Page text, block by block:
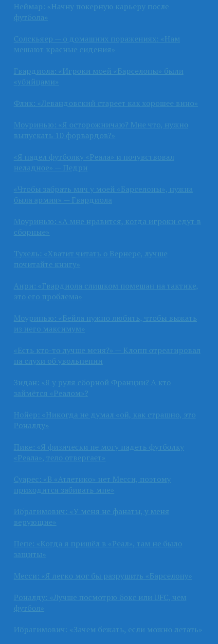
Неймар: «Начну покерную карьеру после
футбола»
Солскьяер — о домашних поражениях: «Нам
мешают красные сидения»
Гвардиола: «Игроки моей «Барселоны» были
«убийцами»
Флик: «Левандовский стареет как хорошее вино»
Моуринью: «Я осторожничаю? Мне что, нужно
выпускать 10 форвардов?»
«Я надел футболку «Реала» и почувствовал
неладное» — Педри
«Чтобы забрать мяч у моей «Барселоны», нужна
была армия» — Гвардиола
Моуринью: «А мне нравится, когда игроки едут в
сборные»
Тухель: «Хватит читать о Вернере, лучше
почитайте книгу»
Анри: «Гвардиола слишком помешан на тактике,
это его проблема»
Моуринью: «Бейла нужно любить, чтобы выжать
из него максимум»
«Есть кто-то лучше меня?» — Клопп отреагировал
на слухи об увольнении
Зидан: «Я у руля сборной Франции? А кто
займётся «Реалом»?
Нойер: «Никогда не думал «ой, как страшно, это
Роналду»
Пике: «Я физически не могу надеть футболку
«Реала», тело отвергает»
Суарес: «В «Атлетико» нет Месси, поэтому
приходится забивать мне»
Ибрагимович: «У меня не фанаты, у меня
верующие»
Пепе: «Когда я пришёл в «Реал», там не было
защиты»
Месси: «Я легко мог бы разрушить «Барселону»
Роналду: «Лучше посмотрю бокс или UFC, чем
футбол»
Ибрагимович: «Зачем бежать, если можно летать»